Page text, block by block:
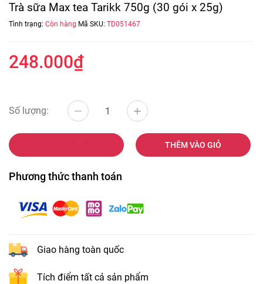
Trà sữa Max tea Tarikk 750g (30 gói x 25g)
Tình trạng: Còn hàng Mã SKU: TD051467
248.000₫
Số lượng:
THÊM VÀO GIỎ
Phương thức thanh toán
Giao hàng toàn quốc
Tích điểm tất cả sản phẩm